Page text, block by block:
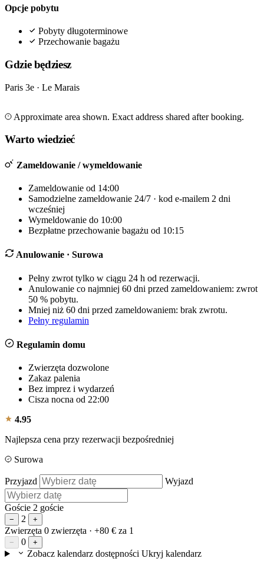
Opcje pobytu
Pobyty długoterminowe
Przechowanie bagażu
Gdzie będziesz
Paris 3e · Le Marais
+
−
Approximate area shown. Exact address shared after booking.
Warto wiedzieć
Zameldowanie / wymeldowanie
Zameldowanie od 14:00
Samodzielne zameldowanie 24/7 · kod e-mailem 2 dni
wcześniej
Wymeldowanie do 10:00
Bezpłatne przechowanie bagażu od 10:15
Anulowanie · Surowa
Pełny zwrot tylko w ciągu 24 h od rezerwacji.
Anulowanie co najmniej 60 dni przed zameldowaniem: zwrot
50 % pobytu.
Mniej niż 60 dni przed zameldowaniem: brak zwrotu.
Pełny regulamin
Regulamin domu
Zwierzęta dozwolone
Zakaz palenia
Bez imprez i wydarzeń
Cisza nocna od 22:00
4.95
Najlepsza cena przy rezerwacji bezpośredniej
Surowa
Przyjazd Wyjazd
Goście 2 goście
− 2 +
Zwierzęta 0 zwierzęta · +80 € za 1
− 0 +
Zobacz kalendarz dostępności Ukryj kalendarz